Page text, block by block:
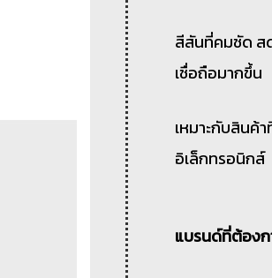
สีสันที่คมชัด ส
เชื่อถือมากขึ้น
เหมาะกับสินค้
อิเล็กทรอนิกส์
แบรนด์ที่ต้องก